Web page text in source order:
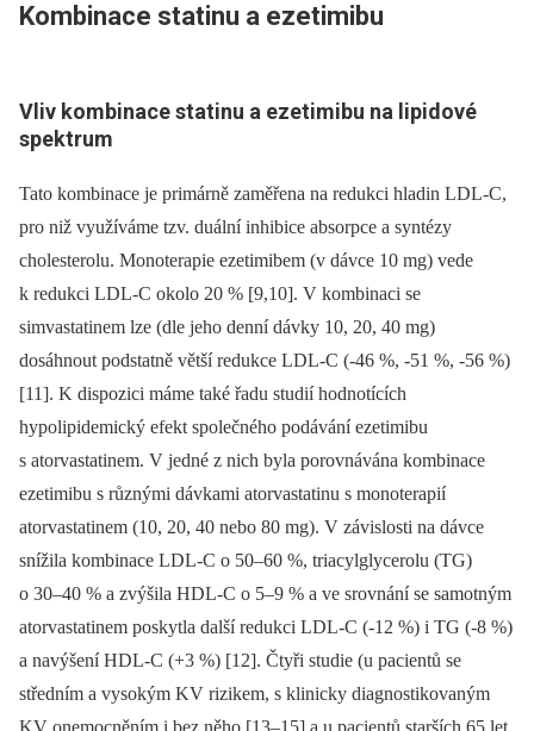
Kombinace statinu a ezetimibu
Vliv kombinace statinu a ezetimibu na lipidové
spektrum
Tato kombinace je primárně zaměřena na redukci hladin LDL-C,
pro niž využíváme tzv. duální inhibice absorpce a syntézy
cholesterolu. Monoterapie ezetimibem (v dávce 10 mg) vede
k redukci LDL-C okolo 20 % [9,10]. V kombinaci se
simvastatinem lze (dle jeho denní dávky 10, 20, 40 mg)
dosáhnout podstatně větší redukce LDL-C (-46 %, -51 %, -56 %)
[11]. K dispozici máme také řadu studií hodnotících
hypolipidemický efekt společného podávání ezetimibu
s atorvastatinem. V jedné z nich byla porovnávána kombinace
ezetimibu s různými dávkami atorvastatinu s monoterapií
atorvastatinem (10, 20, 40 nebo 80 mg). V závislosti na dávce
snížila kombinace LDL-C o 50–60 %, triacylglycerolu (TG)
o 30–40 % a zvýšila HDL-C o 5–9 % a ve srovnání se samotným
atorvastatinem poskytla další redukci LDL-C (-12 %) i TG (-8 %)
a navýšení HDL-C (+3 %) [12]. Čtyři studie (u pacientů se
středním a vysokým KV rizikem, s klinicky diagnostikovaným
KV onemocněním i bez něho [13–15] a u pacientů starších 65 let